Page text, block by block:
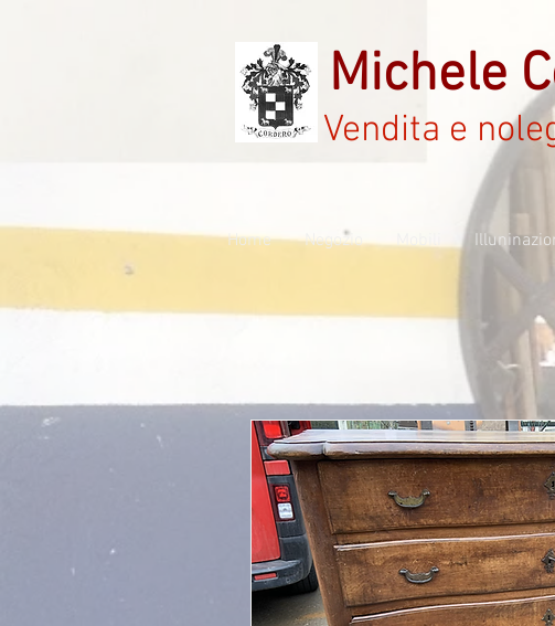
Vendita e
Michele
Home Negozio Mobili